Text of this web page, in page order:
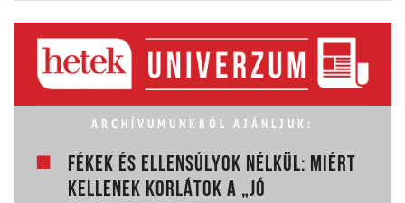
ARCHÍVUMUNKBÓL AJÁNLJUK:
FÉKEK ÉS ELLENSÚLYOK NÉLKÜL: MIÉRT
KELLENEK KORLÁTOK A „JÓ